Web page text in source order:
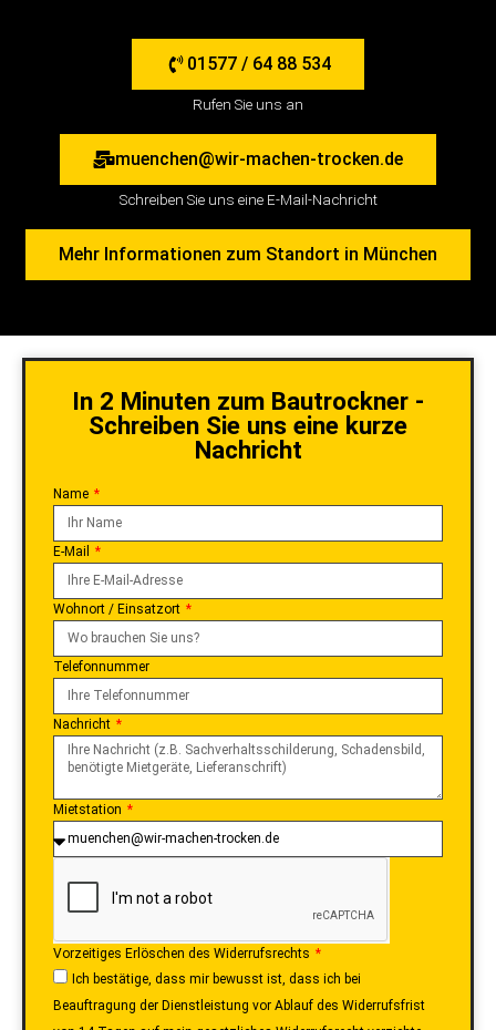
01577 / 64 88 534
Rufen Sie uns an
muenchen@wir-machen-trocken.de
Schreiben Sie uns eine E-Mail-Nachricht
Mehr Informationen zum Standort in München
In 2 Minuten zum Bautrockner -
Schreiben Sie uns eine kurze
Nachricht
Name
E-Mail
Wohnort / Einsatzort
Telefonnummer
Nachricht
Mietstation
Vorzeitiges Erlöschen des Widerrufsrechts
Ich bestätige, dass mir bewusst ist, dass ich bei
Beauftragung der Dienstleistung vor Ablauf des Widerrufsfrist